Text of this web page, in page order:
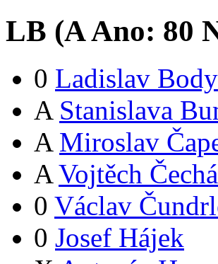
LB (AAno: 80
0 Ladislav Body
A Stanislava
A Miroslav
A Vojtěch
0 Václav
0 Josef Hájek